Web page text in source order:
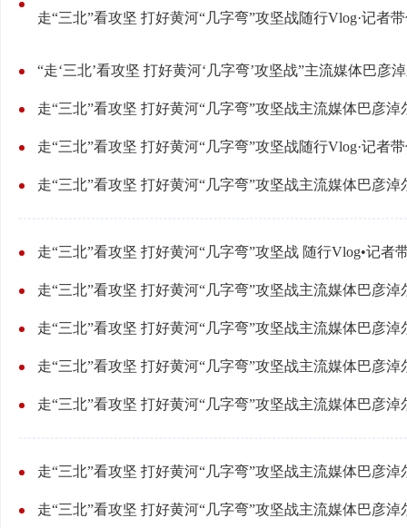
走“三北”看攻坚 打好黄河“几字弯”攻坚战随行Vlog·记